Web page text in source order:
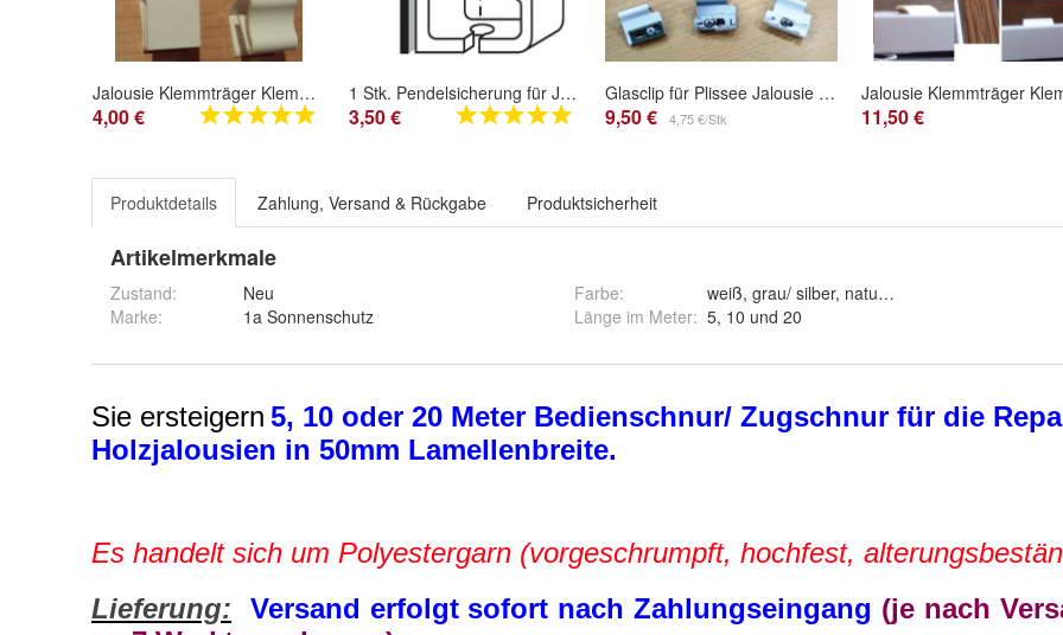
Jalousie Klemmträger Klemmhalter Klickhalter 2 Stk neu Montage ohne zu Bohren
4,00 €
1 Stk. Pendelsicherung für Jalousie Unterleistenhalter in weiß
3,50 €
Glasclip für Plissee Jalousie Rollo Faltstores Faltrollo Montage ohne zu bohren
9,50 € 4,75 €/Stk 11,50 €
Produktdetails Zahlung, Versand & Rückgabe Produktsicherheit
Artikelmerkmale
Zustand:
Neu
Marke:
1a Sonnenschutz
Farbe:
Länge im Meter: 5, 10 und 20